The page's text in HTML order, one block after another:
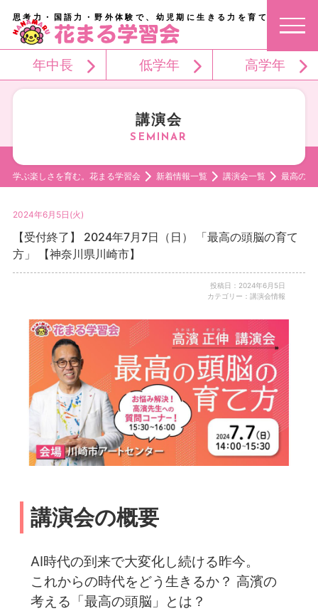
思考力・国語力・野外体験で、幼児期に生きる力を育てる。
年中長 低学年 高学年
講演会
学ぶ楽しさを育む。花まる学習会 新着情報一覧 講演会一覧 最高の頭
2024年6月5日(火)
【受付終了】 2024年7月7日（日） 「最高の頭脳の育て
方」 【神奈川県川崎市】
投稿日：2024年6月5日
カテゴリー：講演会情報
講演会の概要
AI時代の到来で大変化し続ける昨今。
これからの時代をどう生きるか？ 高濱の
考える「最高の頭脳」とは？